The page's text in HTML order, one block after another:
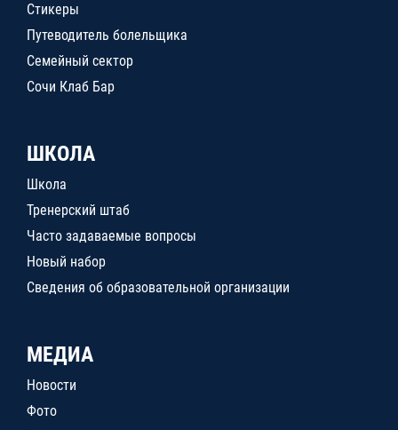
Стикеры
Путеводитель болельщика
Семейный сектор
Сочи Клаб Бар
ШКОЛА
Школа
Тренерский штаб
Часто задаваемые вопросы
Новый набор
Сведения об образовательной организации
МЕДИА
Новости
Фото